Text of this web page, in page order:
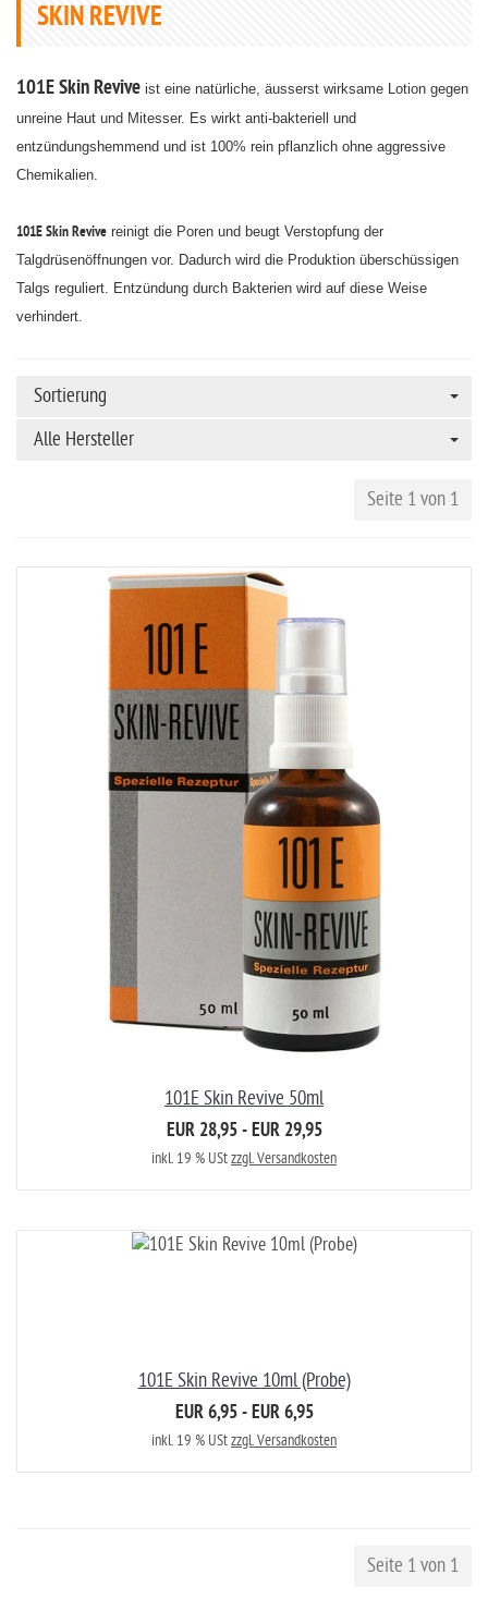
SKIN REVIVE
101E Skin Revive ist eine natürliche, äusserst wirksame Lotion gegen
unreine Haut und Mitesser. Es wirkt anti-bakteriell und
entzündungshemmend und ist 100% rein pflanzlich ohne aggressive
Chemikalien.
101E Skin Revive reinigt die Poren und beugt Verstopfung der
Talgdrüsenöffnungen vor. Dadurch wird die Produktion überschüssigen
Talgs reguliert. Entzündung durch Bakterien wird auf diese Weise
verhindert.
Sortierung
Alle Hersteller
Seite 1 von 1
101E Skin Revive 50ml
EUR 28,95 - EUR 29,95
inkl. 19 % UStzzgl. Versandkosten
101E Skin Revive 10ml (Probe)
EUR 6,95 - EUR 6,95
inkl. 19 % UStzzgl. Versandkosten
Seite 1 von 1